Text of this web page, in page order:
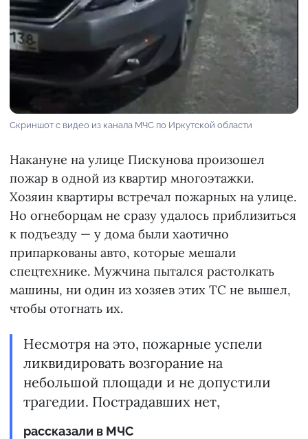
Скриншот с видео из канала МЧС по Иркутской области
Накануне на улице Пискунова произошел
пожар в одной из квартир многоэтажки.
Хозяин квартиры встречал пожарных на улице.
Но огнеборцам не сразу удалось приблизиться
к подъезду — у дома были хаотично
припаркованы авто, которые мешали
спецтехнике. Мужчина пытался растолкать
машины, ни один из хозяев этих ТС не вышел,
чтобы отогнать их.
Несмотря на это, пожарные успели
ликвидировать возгорание на
небольшой площади и не допустили
трагедии. Пострадавших нет,
рассказали в МЧС